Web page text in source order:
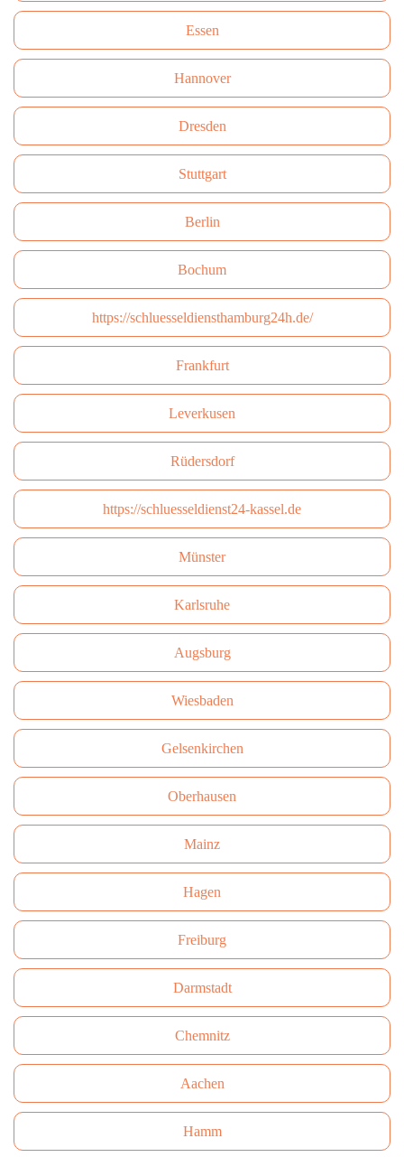
Essen
Hannover
Dresden
Stuttgart
Berlin
Bochum
https://schluesseldiensthamburg24h.de/
Frankfurt
Leverkusen
Rüdersdorf
https://schluesseldienst24-kassel.de
Münster
Karlsruhe
Augsburg
Wiesbaden
Gelsenkirchen
Oberhausen
Mainz
Hagen
Freiburg
Darmstadt
Сhemnitz
Aachen
Hamm